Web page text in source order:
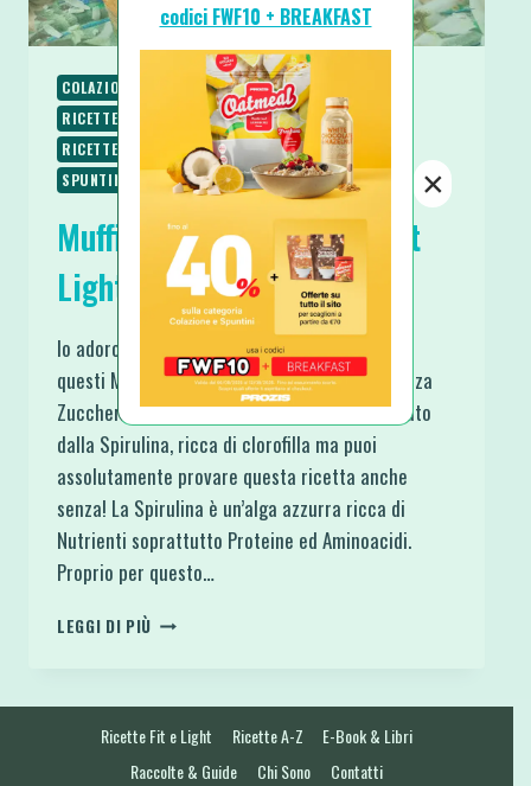
COLAZIONE RICETTE
RICETTE DOLCI
RICETTE PROTEICHE
RICETTE SENZA BURRO
RICETTE SENZA ZUCCHERO
RICETTE VEGETARIANE
SPUNTINI E SNACKS
Muffin Cocco e Spirulina Fit
Light e Senza Zucchero
Io adoro i colori naturali e spero davvero che
questi Muffin Cocco e Spirulina Fit Light e Senza
Zucchero ti piacciano. Il colore verde qui è dato
dalla Spirulina, ricca di clorofilla ma puoi
assolutamente provare questa ricetta anche
senza! La Spirulina è un’alga azzurra ricca di
Nutrienti soprattutto Proteine ed Aminoacidi.
Proprio per questo…
LEGGI DI PIÙ MUFFIN
LIGHT
E
Ricette Fit e Light Ricette A-Z
E-Book & Libri
Raccolte & Guide
Chi Sono Contatti
codici FWF10 + BREAKFAST
×